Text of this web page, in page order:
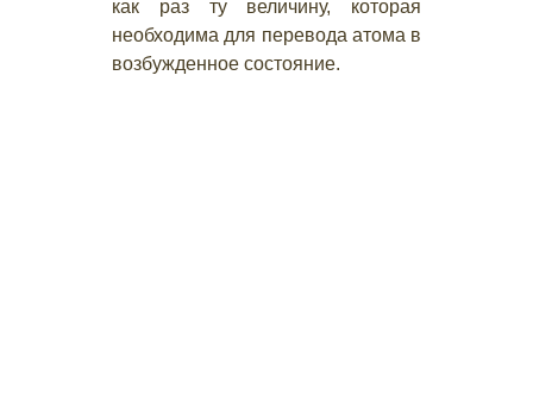
как раз ту величину, которая
необходима для перевода атома в
возбужденное состояние.